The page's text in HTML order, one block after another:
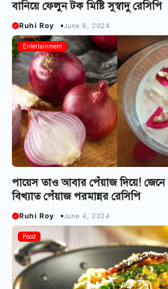
বানিয়ে ফেলুন টক মিষ্টি সুস্বাদু রেসিপি
Ruhi Roy June 6, 2024
Bangla Serial
Entertainment
পায়েস তাও আবার পেঁয়াজ দিয়ে! জেনে
বিখ্যাত পেঁয়াজ পরমান্নর রেসিপি
Ruhi Roy June 4, 2024
Food